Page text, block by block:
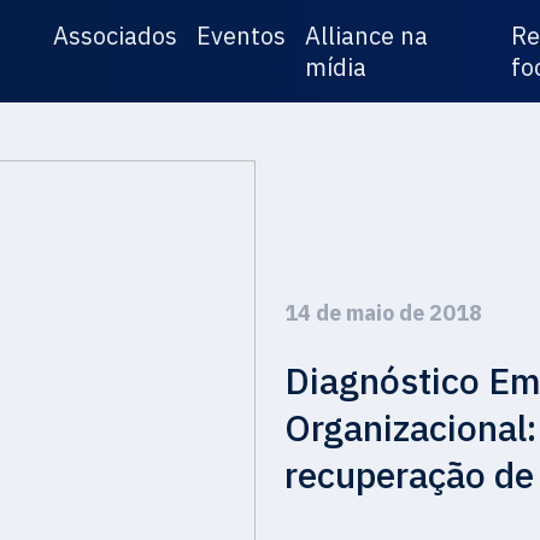
Associados Eventos
Alliance na
mídia
14 de maio de 2018
Diagnóstico
recuperação